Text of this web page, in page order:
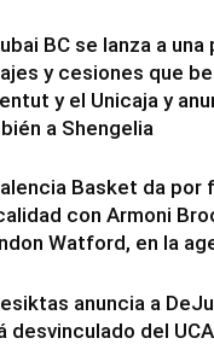
BC se lanza a
y cesiones que
y el Unicaja y
a Shengelia
Basket da por
con Armoni
Watford, en la
anuncia a
desvinculado del